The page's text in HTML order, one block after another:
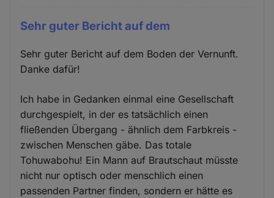
Sehr guter Bericht auf dem
Sehr guter Bericht auf dem Boden der Vernunft.
Danke dafür!
Ich habe in Gedanken einmal eine Gesellschaft
durchgespielt, in der es tatsächlich einen
fließenden Übergang - ähnlich dem Farbkreis -
zwischen Menschen gäbe. Das totale
Tohuwabohu! Ein Mann auf Brautschaut müsste
nicht nur optisch oder menschlich einen
passenden Partner finden, sondern er hätte es